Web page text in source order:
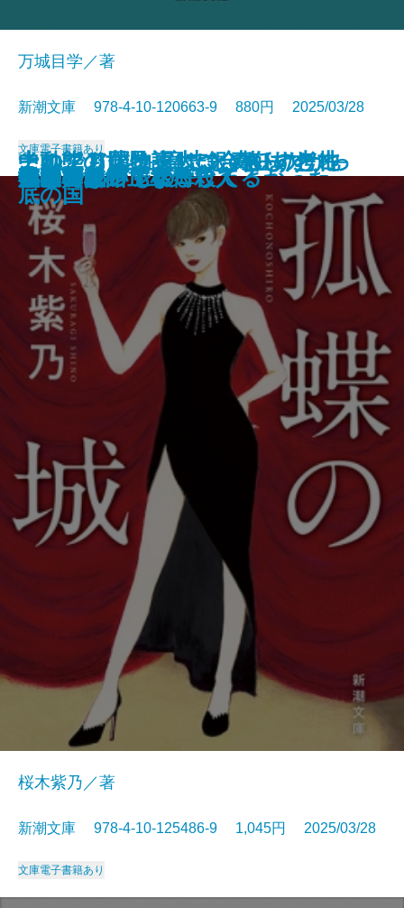
河を渡って木立の中へ
逃げろ逃げろ逃げろ！
灼熱の魂
銃を持つ花嫁
このクリニックはつぶれます！─
医療コンサル高柴一香の診断─
光の犬
中動態の世界─意志と責任の考古
学─
東大なんか入らなきゃよかった
それでも僕は東大に合格したかっ
た─偏差値35からの大逆転─
あの子とQ
万城目学／著
新潮文庫 978-4-10-120663-9 880円 2025/03/28
文庫電子書籍あり
孤蝶の城
桜木紫乃／著
新潮文庫 978-4-10-125486-9 1,045円 2025/03/28
文庫電子書籍あり
春のこわいもの
アマチュア
ナルニア国物語4 銀のいすと地
底の国
母親になって後悔してる
族長の秋
美澄真白の正なる殺人
小暮写眞館〔上〕
小暮写眞館〔下〕
沈むフランシス